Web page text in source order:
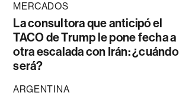
MERCADOS
La consultora que anticipó el
TACO de Trump le pone fecha a
otra escalada con Irán: ¿cuándo
será?
ARGENTINA